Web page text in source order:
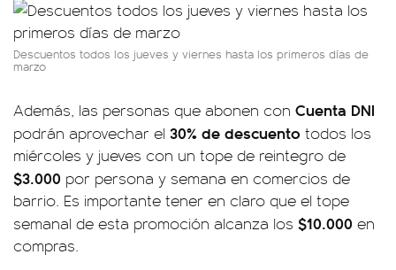
Descuentos todos los jueves y viernes hasta los primeros días de
marzo
Además, las personas que abonen con Cuenta DNI
podrán aprovechar el 30% de descuento todos los
miércoles y jueves con un tope de reintegro de
$3.000 por persona y semana en comercios de
barrio. Es importante tener en claro que el tope
semanal de esta promoción alcanza los $10.000 en
compras.